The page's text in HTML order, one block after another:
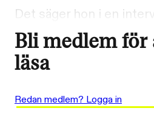
Det säger hon i en
Bli medlem
läsa
Redan medlem? Logga in